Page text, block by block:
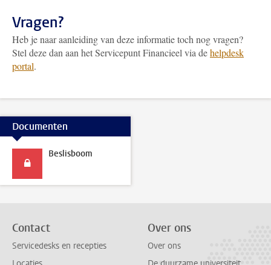
Vragen?
Heb je naar aanleiding van deze informatie toch nog vragen?
Stel deze dan aan het Servicepunt Financieel via dehelpdesk
portal.
Documenten
Beslisboom
Contact
Servicedesks en recepties
Over ons
Over ons